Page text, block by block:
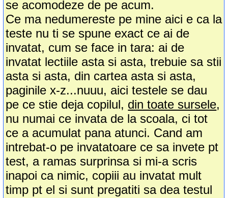
se acomodeze de pe acum.
Ce ma nedumereste pe mine aici e ca la
teste nu ti se spune exact ce ai de
invatat, cum se face in tara: ai de
invatat lectiile asta si asta, trebuie sa stii
asta si asta, din cartea asta si asta,
paginile x-z...nuuu, aici testele se dau
pe ce stie deja copilul, din toate sursele,
nu numai ce invata de la scoala, ci tot
ce a acumulat pana atunci. Cand am
intrebat-o pe invatatoare ce sa invete pt
test, a ramas surprinsa si mi-a scris
inapoi ca nimic, copiii au invatat mult
timp pt el si sunt pregatiti sa dea testul